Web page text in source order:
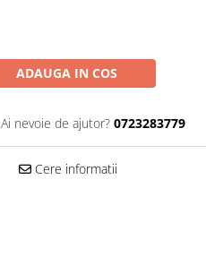
ADAUGA IN COS
Ai nevoie de ajutor? 0723283779
Cere informatii